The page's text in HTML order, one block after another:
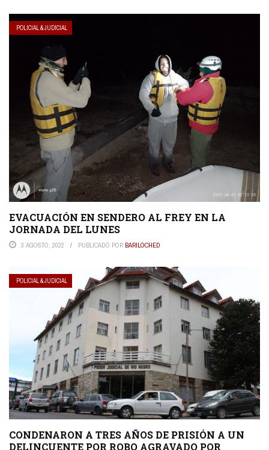
POLICIAL & JUDICIAL
EVACUACIÓN EN SENDERO AL FREY EN LA
JORNADA DEL LUNES
3 AGOSTO, 2022 PUBLICADO POR BARILOCHED
POLICIAL & JUDICIAL
CONDENARON A TRES AÑOS DE PRISIÓN A UN
DELINCUENTE POR ROBO AGRAVADO POR